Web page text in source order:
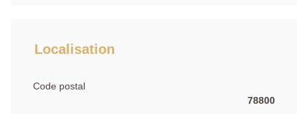
Localisation
Code postal
78800